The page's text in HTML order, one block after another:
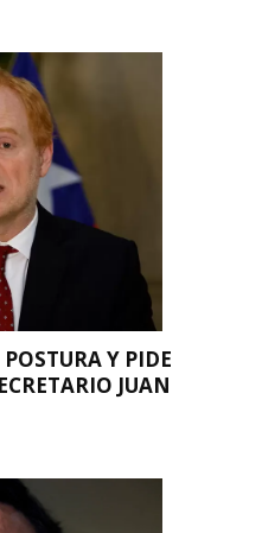
Y PIDE
JUAN